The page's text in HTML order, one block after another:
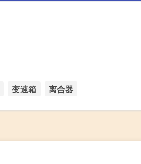
变速箱 离合器